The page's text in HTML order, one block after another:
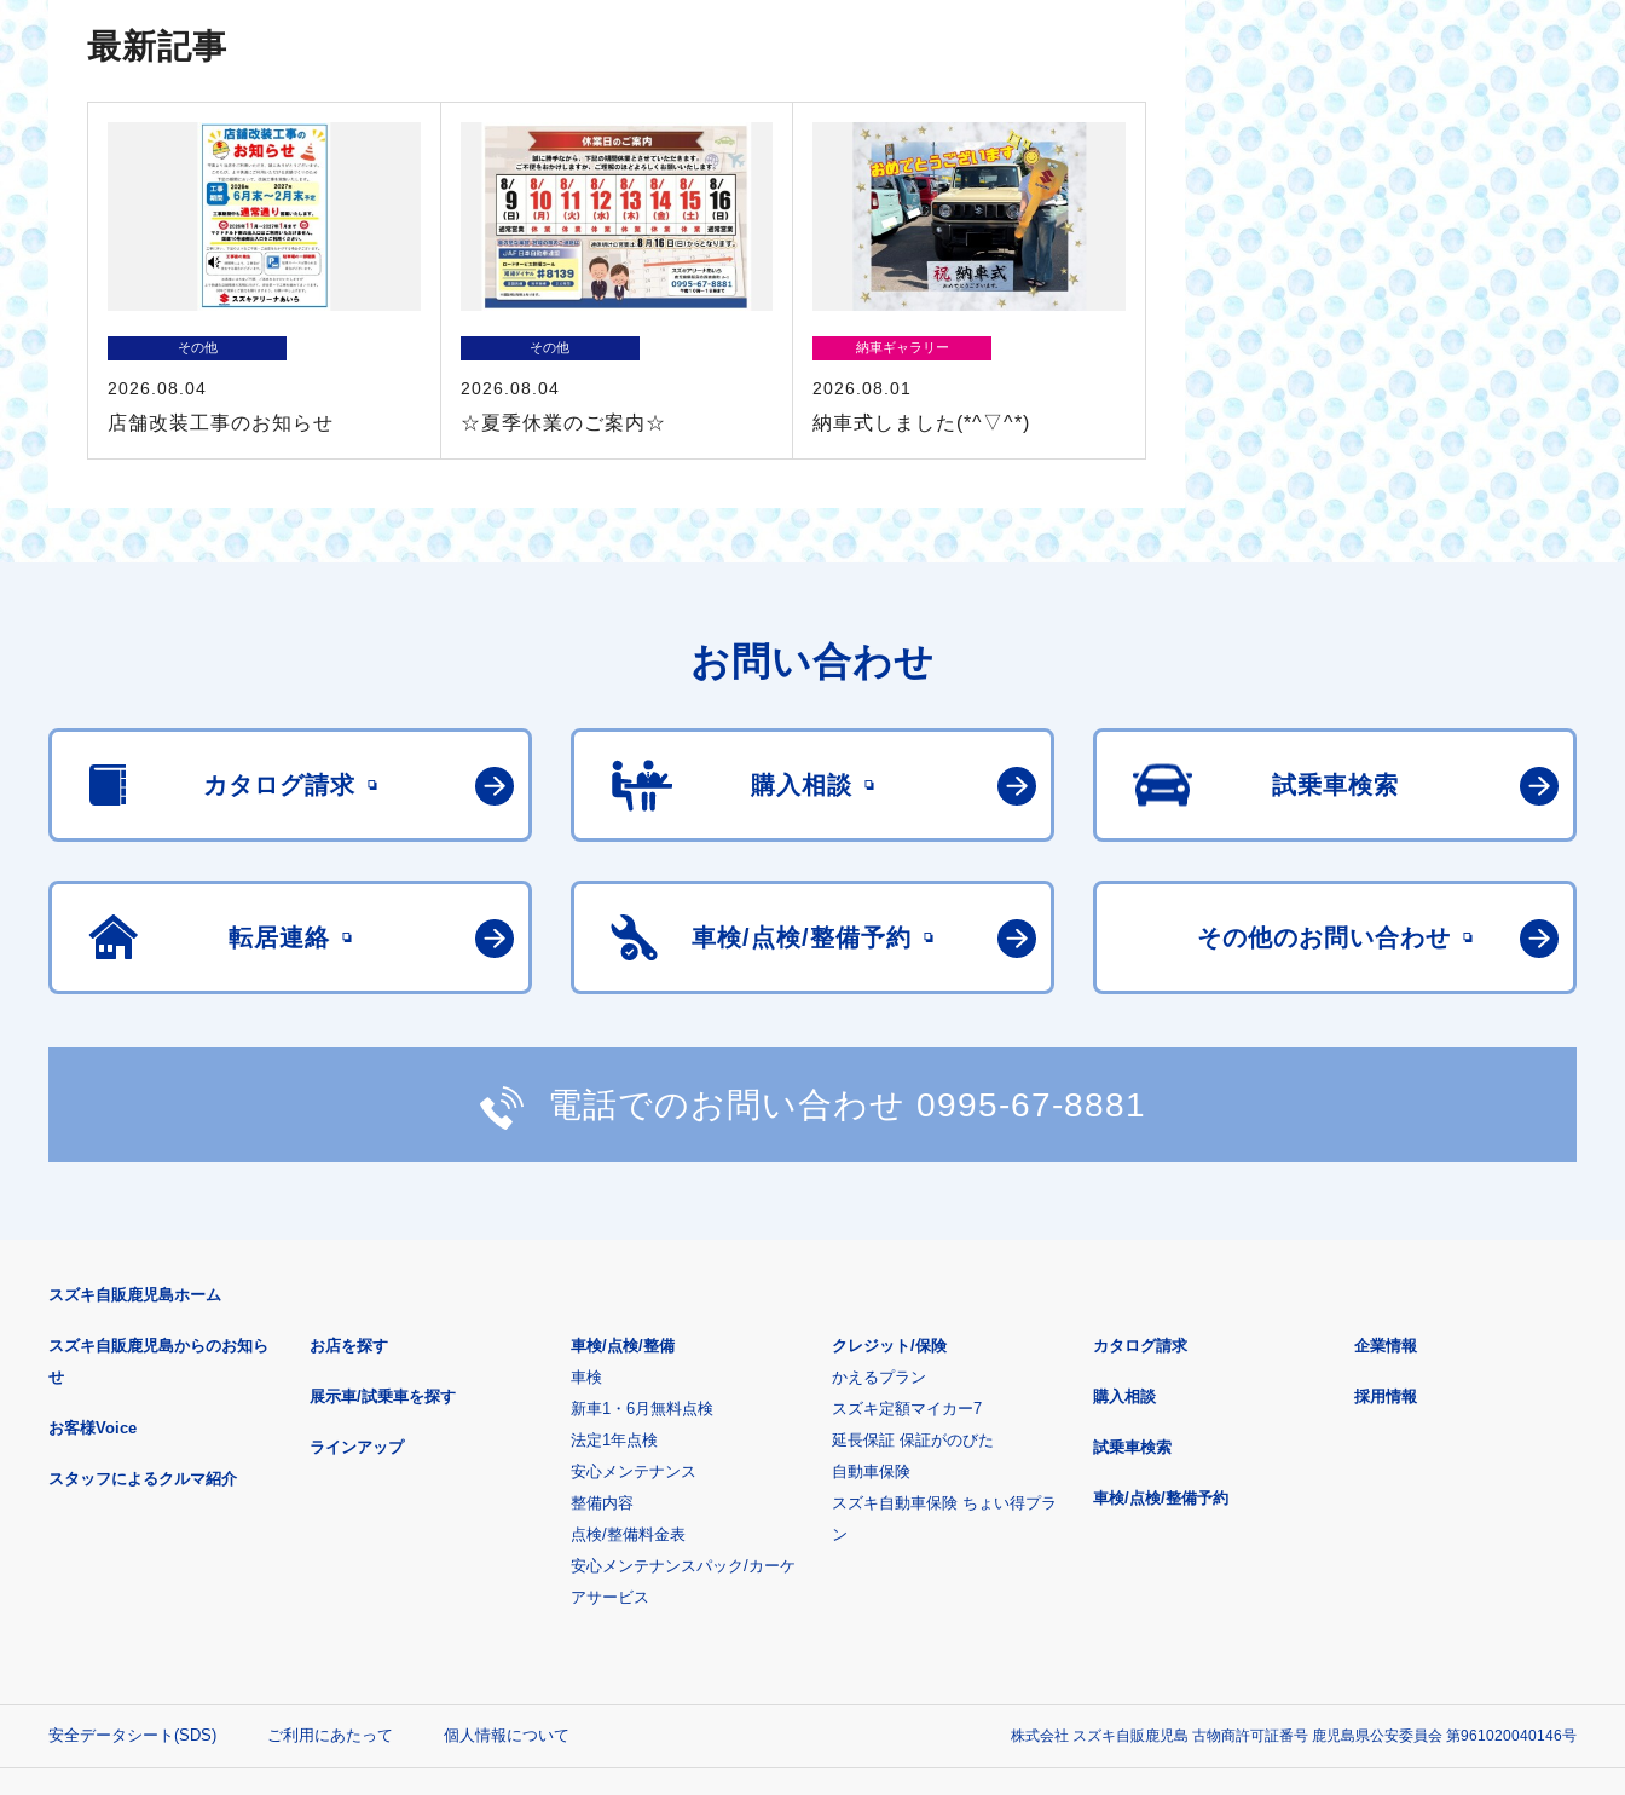
最新記事
その他
2026.08.04
店舗改装工事のお知らせ
その他
2026.08.04
☆夏季休業のご案内☆
納車ギャラリー
2026.08.01
納車式しました(*^▽^*)
お問い合わせ
カタログ請求 購入相談 試乗車検索
転居連絡 車検/点検/整備予約 その他のお問い合わせ
電話でのお問い合わせ 0995-67-8881
スズキ自販鹿児島ホーム
スズキ自販鹿児島からのお知ら
せ
お客様Voice
スタッフによるクルマ紹介
お店を探す
展示車/試乗車を探す
ラインアップ
車検/点検/整備
車検
新車1・6月無料点検
法定1年点検
安心メンテナンス
整備内容
点検/整備料金表
安心メンテナンスパック/カーケ
アサービス
クレジット/保険
かえるプラン
スズキ定額マイカー7
延長保証 保証がのびた
自動車保険
スズキ自動車保険 ちょい得プラ
ン
カタログ請求
購入相談
試乗車検索
車検/点検/整備予約
企業情報
採用情報
安全データシート(SDS) ご利用にあたって 個人情報について 株式会社 スズキ自販鹿児島 古物商許可証番号 鹿児島県公安委員会 第961020040146号